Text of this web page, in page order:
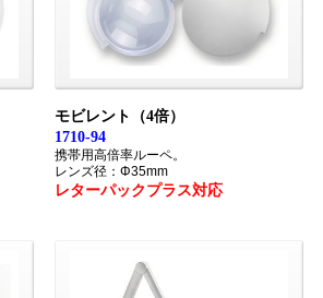
モビレント（4倍）
1710-94
携帯用高倍率ルーペ。
レンズ径：Φ35mm
レターパックプラス対応